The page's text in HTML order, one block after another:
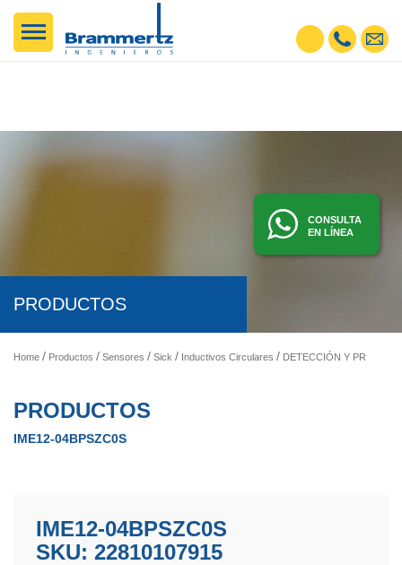
CONSULTA
EN LÍNEA
PRODUCTOS
Home Productos Sensores Sick Inductivos Circulares DETECCIÓN Y PRESENCIA - SENSORES FOTOELÉCTRICOS, INDUCTIVOS, ETC
PRODUCTOS
IME12-04BPSZC0S
IME12-04BPSZC0S
SKU: 22810107915